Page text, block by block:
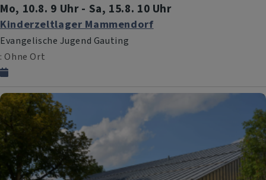
Mo, 10.8. 9 Uhr - Sa, 15.8. 10 Uhr
Kinderzeltlager Mammendorf
Evangelische Jugend Gauting
Ohne Ort